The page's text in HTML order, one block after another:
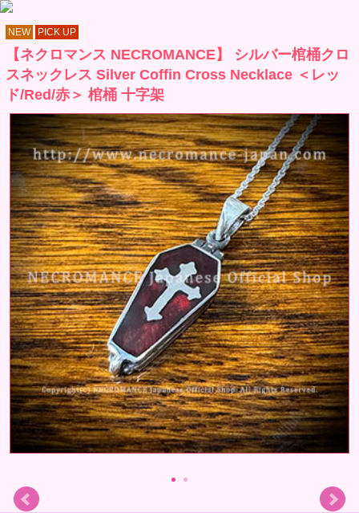
NEW PICK UP
【ネクロマンス NECROMANCE】 シルバー棺桶クロ
スネックレス Silver Coffin Cross Necklace ＜レッ
ド/Red/赤＞ 棺桶 十字架